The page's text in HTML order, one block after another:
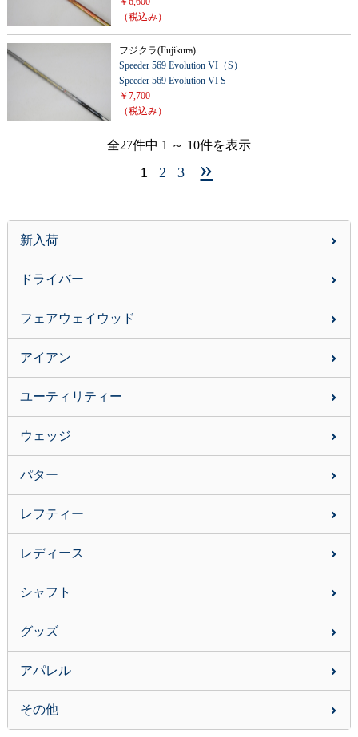
（税込み）
フジクラ(Fujikura)
Speeder 569 Evolution VI（S）
Speeder 569 Evolution VI S
￥7,700
（税込み）
全27件中 1 ～ 10件を表示
1 2 3 »
新入荷
ドライバー
フェアウェイウッド
アイアン
ユーティリティー
ウェッジ
パター
レフティー
レディース
シャフト
グッズ
アパレル
その他